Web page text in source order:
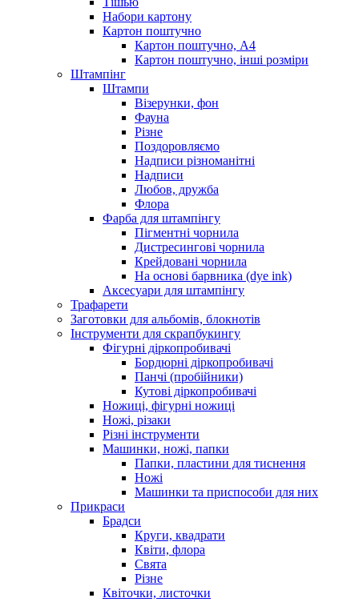
Набори картону
Картон поштучно
Картон поштучно, А4
Картон поштучно, інші розміри
Штампінг
Штампи
Візерунки, фон
Фауна
Різне
Поздоровляємо
Надписи різноманітні
Надписи
Любов, дружба
Флора
Фарба для штампінгу
Пігментні чорнила
Дистресингові чорнила
Крейдовані чорнила
На основі барвника (dye ink)
Аксесуари для штампінгу
Трафарети
Заготовки для альбомів, блокнотів
Інструменти для скрапбукингу
Фігурні діркопробивачі
Бордюрні діркопробивачі
Панчі (пробійники)
Кутові діркопробивачі
Ножиці, фігурні ножиці
Ножі, різаки
Різні інструменти
Машинки, ножі, папки
Папки, пластини для тиснення
Ножі
Машинки та приспособи для них
Прикраси
Брадси
Круги, квадрати
Квіти, флора
Свята
Різне
Квіточки, листочки